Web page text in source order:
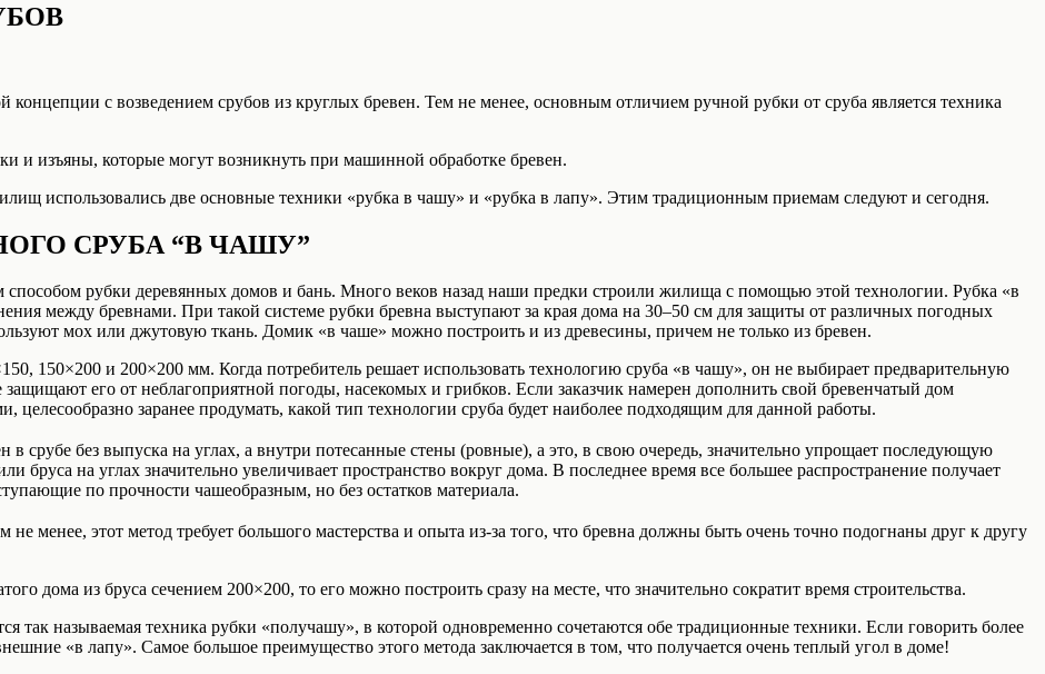
концепции с возведением срубов из круглых бревен. Тем не менее, основным отличием ручной рубки от сруба является техника
и изъяны, которые могут возникнуть при машинной обработке бревен.
использовались две основные техники «рубка в чашу» и «рубка в лапу». Этим традиционным приемам следуют и сегодня.
СРУБА “В ЧАШУ”
способом рубки деревянных домов и бань. Много веков назад наши предки строили жилища с помощью этой технологии. Рубка «в
между бревнами. При такой системе рубки бревна выступают за края дома на 30–50 см для защиты от различных погодных
мох или джутовую ткань. Домик «в чаше» можно построить и из древесины, причем не только из бревен.
150×200 и 200×200 мм. Когда потребитель решает использовать технологию сруба «в чашу», он не выбирает предварительную
его от неблагоприятной погоды, насекомых и грибков. Если заказчик намерен дополнить свой бревенчатый дом
заранее продумать, какой тип технологии сруба будет наиболее подходящим для данной работы.
в срубе без выпуска на углах, а внутри потесанные стены (ровные), а это, в свою очередь, значительно упрощает последующую
бруса на углах значительно увеличивает пространство вокруг дома. В последнее время все большее распространение получает
по прочности чашеобразным, но без остатков материала.
менее, этот метод требует большого мастерства и опыта из-за того, что бревна должны быть очень точно подогнаны друг к другу
дома из бруса сечением 200×200, то его можно построить сразу на месте, что значительно сократит время строительства.
так называемая техника рубки «получашу», в которой одновременно сочетаются обе традиционные техники. Если говорить более
«в лапу». Самое большое преимущество этого метода заключается в том, что получается очень теплый угол в доме!